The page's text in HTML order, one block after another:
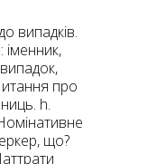
випадків.
іменник,
про
h.
що?